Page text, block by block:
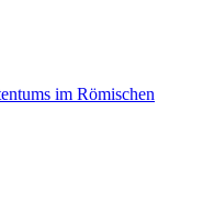
im Römischen